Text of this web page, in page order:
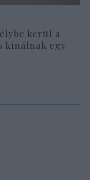
kerül a
kínálnak egy